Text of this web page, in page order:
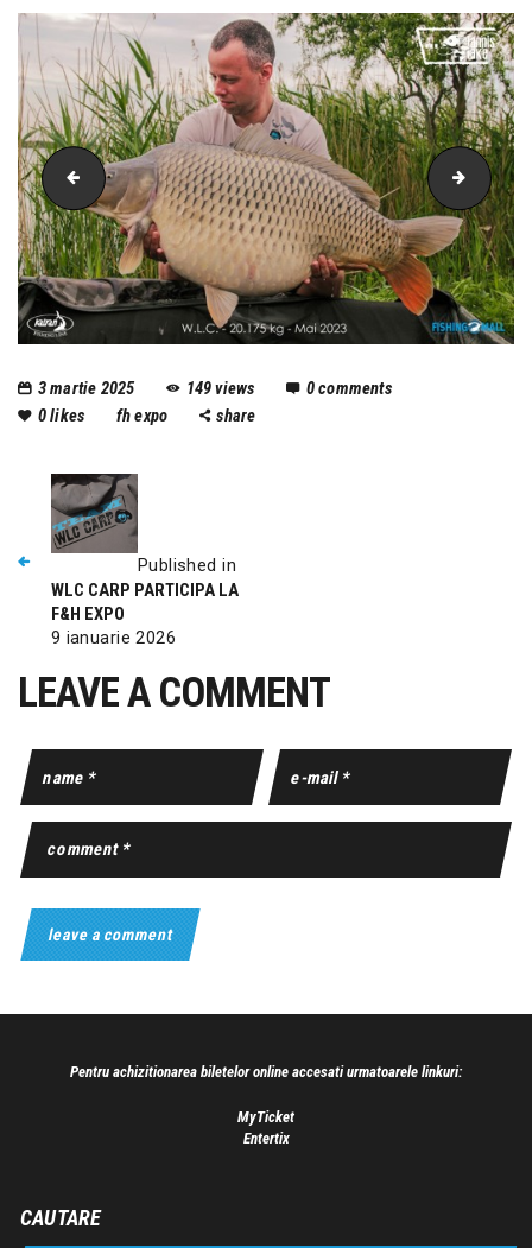
wlc carp method
3 martie 2025 149views 0comments
0likes fh expo share
Published in
WLC CARP PARTICIPA LA
F&H EXPO
9 ianuarie 2026
LEAVE A COMMENT
Pentru achizitionarea biletelor online accesati urmatoarele linkuri:
MyTicket
Entertix
CAUTARE